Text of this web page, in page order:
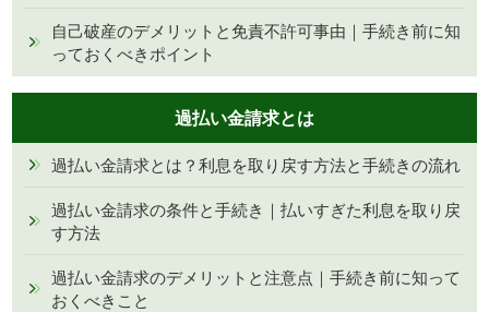
自己破産のデメリットと免責不許可事由｜手続き前に知
っておくべきポイント
過払い金請求とは
過払い金請求とは？利息を取り戻す方法と手続きの流れ
過払い金請求の条件と手続き｜払いすぎた利息を取り戻
す方法
過払い金請求のデメリットと注意点｜手続き前に知って
おくべきこと